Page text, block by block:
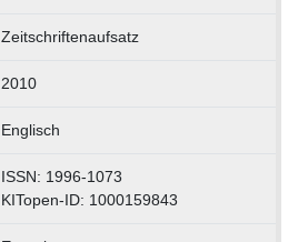
Zeitschriftenaufsatz
2010
Englisch
ISSN: 1996-1073
KITopen-ID: 1000159843